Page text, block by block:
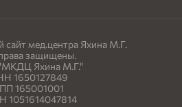
мед.центра Яхина М.Г.
защищены.
Яхина М.Г."
1650127849
165001001
1051614047814